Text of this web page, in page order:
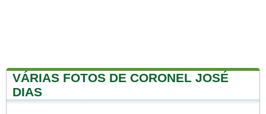
VÁRIAS FOTOS DE CORONEL JOSÉ
DIAS